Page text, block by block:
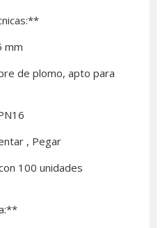
mm
de plomo, apto para
, Pegar
100 unidades